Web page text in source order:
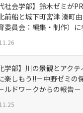
社会学部】鈴木ゼミが
前船と城下町宮津 湊町
委員会：編集・制作）に
学部】川の景観とアク
楽しもう!!－中野ゼミの
ルドワークからの報告－